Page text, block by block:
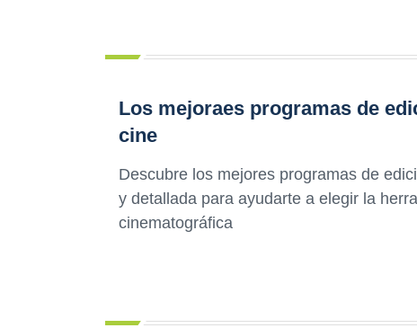
Los mejoraes programas de
cine
Descubre los mejores programas de
y detallada para ayudarte a elegir la
cinematográfica